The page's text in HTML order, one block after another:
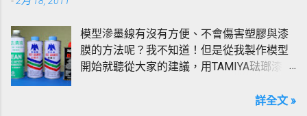
模型滲墨線有沒有方便、不會傷害塑膠與漆
膜的方法呢？我不知道！但是從我製作模型
開始就聽從大家的建議，用TAMIYA琺瑯漆加
改變過，當然也有過慘痛的經驗，也經常因
詳全文 »